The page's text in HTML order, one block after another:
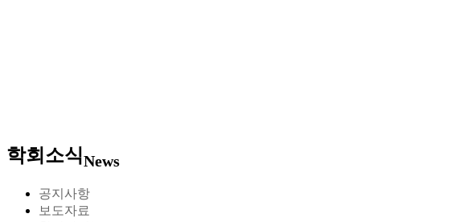
학회소식News
공지사항
보도자료